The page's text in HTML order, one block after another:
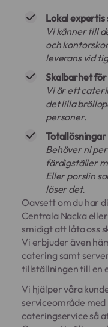
Lokal expertis
Vi känner till
och
leverans vid
Skalbarhet
Vi är ett
det lilla
personer.
Behöver ni
färdigställer
Eller porslin
löser det.
Oavsett om du har
Centrala Nacka
smidigt att låta oss
Vi erbjuder även
catering samt
tillställningen till en
Vi hjälper våra
serviceområde
cateringservice så